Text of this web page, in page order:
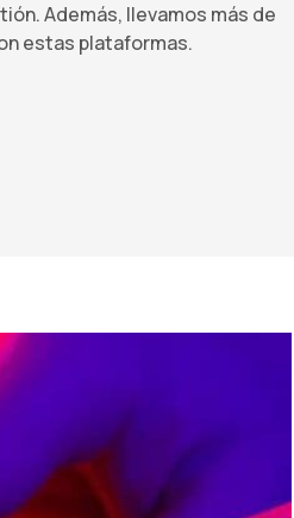
Además, llevamos más de
estas plataformas.